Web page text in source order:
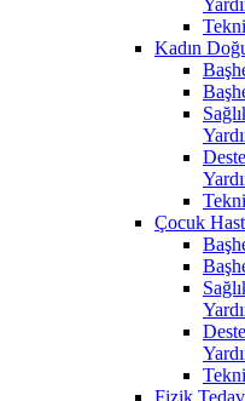
Kadın
Çocuk
Fizik